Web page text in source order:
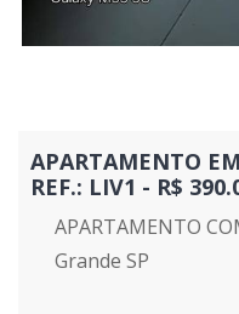
APARTAMENTO
REF.: LIV1 - R$
APARTAMENTO
Grande SP